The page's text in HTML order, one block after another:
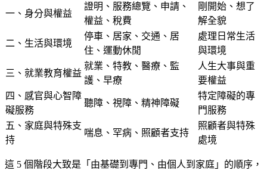
一、身分與權益
證明、服務總覽、申請、
權益、稅費
剛開始、想了
解全貌
二、生活與環境
停車、居家、交通、居
住、運動休閒
處理日常生活
與環境
三、就業教育權益
就業、特教、醫療、監
護、早療
人生大事與重
要權益
四、感官與心智障
礙服務
聽障、視障、精神障礙
特定障礙的專
門服務
五、家庭與特殊支
持
喘息、罕病、照顧者支持
照顧者與特殊
處境
這 5 個階段大致是「由基礎到專門、由個人到家庭」的順序，